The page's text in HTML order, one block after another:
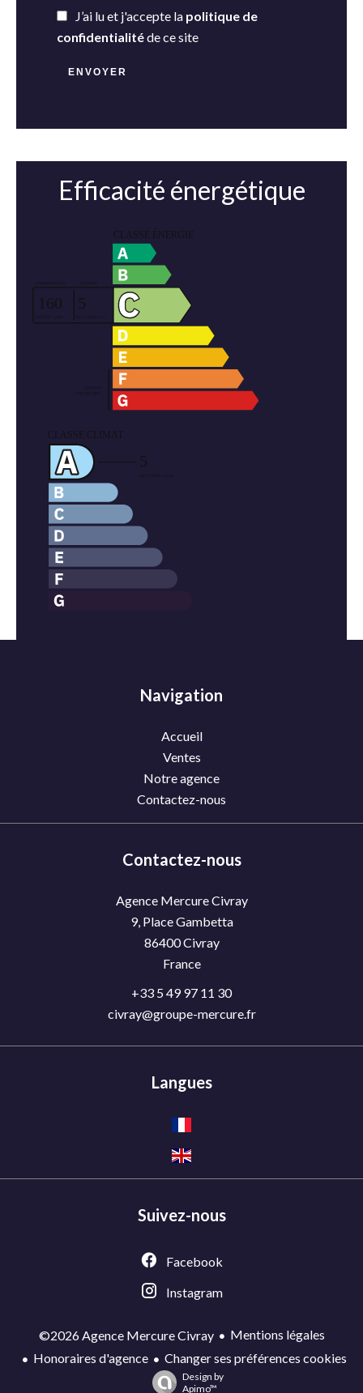
J’ai lu et j'accepte la politique de
confidentialitéde ce site
ENVOYER
Efficacité énergétique
Navigation
Accueil
Ventes
Notre agence
Contactez-nous
Contactez-nous
Agence Mercure Civray
9, Place Gambetta
86400Civray
France
+33 5 49 97 11 30
civray@groupe-mercure.fr
Langues
Suivez-nous
Facebook
Instagram
©2026 Agence Mercure Civray
Mentions légales
Honoraires d'agence
Changer ses préférences cookies
Design by
Apimo™